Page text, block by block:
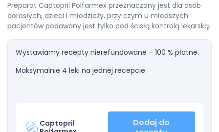
Preparat Captopril Polfarmex przeznaczony jest dla osób
dorosłych, dzieci i młodzieży, przy czym u młodszych
pacjentów podawany jest tylko pod ścisłą kontrolą lekarską.
Wystawiamy recepty nierefundowane – 100 % płatne.
Maksymalnie 4 leki na jednej recepcie.
Captopril
Dodaj do